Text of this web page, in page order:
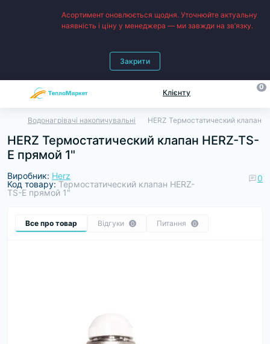
Асортимент оновлюється щодня. Уточнюйте актуальну
наявність і ціну у менеджера — ми завжди на зв’язку.
Закрити
Клієнту
0
Водонагрівачі накопичувальні HERZ Термостатический клапан
HERZ Термостатический клапан HERZ-TS-
E прямой 1"
Виробник: Herz
Код товару: Термостатический клапан HERZ-
TS-E прямой 1"
0
Все про товар Відгуки 0 Питання 0